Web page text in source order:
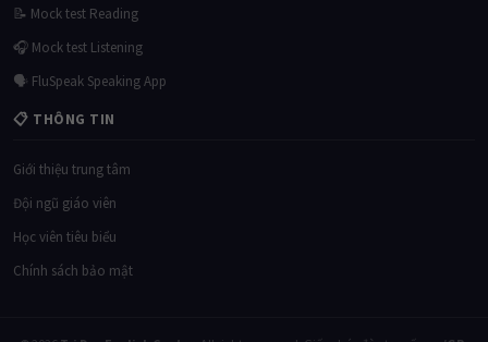
📝 Mock test Reading
🎧 Mock test Listening
🗣 FluSpeak Speaking App
📋 THÔNG TIN
Giới thiệu trung tâm
Đội ngũ giáo viên
Học viên tiêu biểu
Chính sách bảo mật